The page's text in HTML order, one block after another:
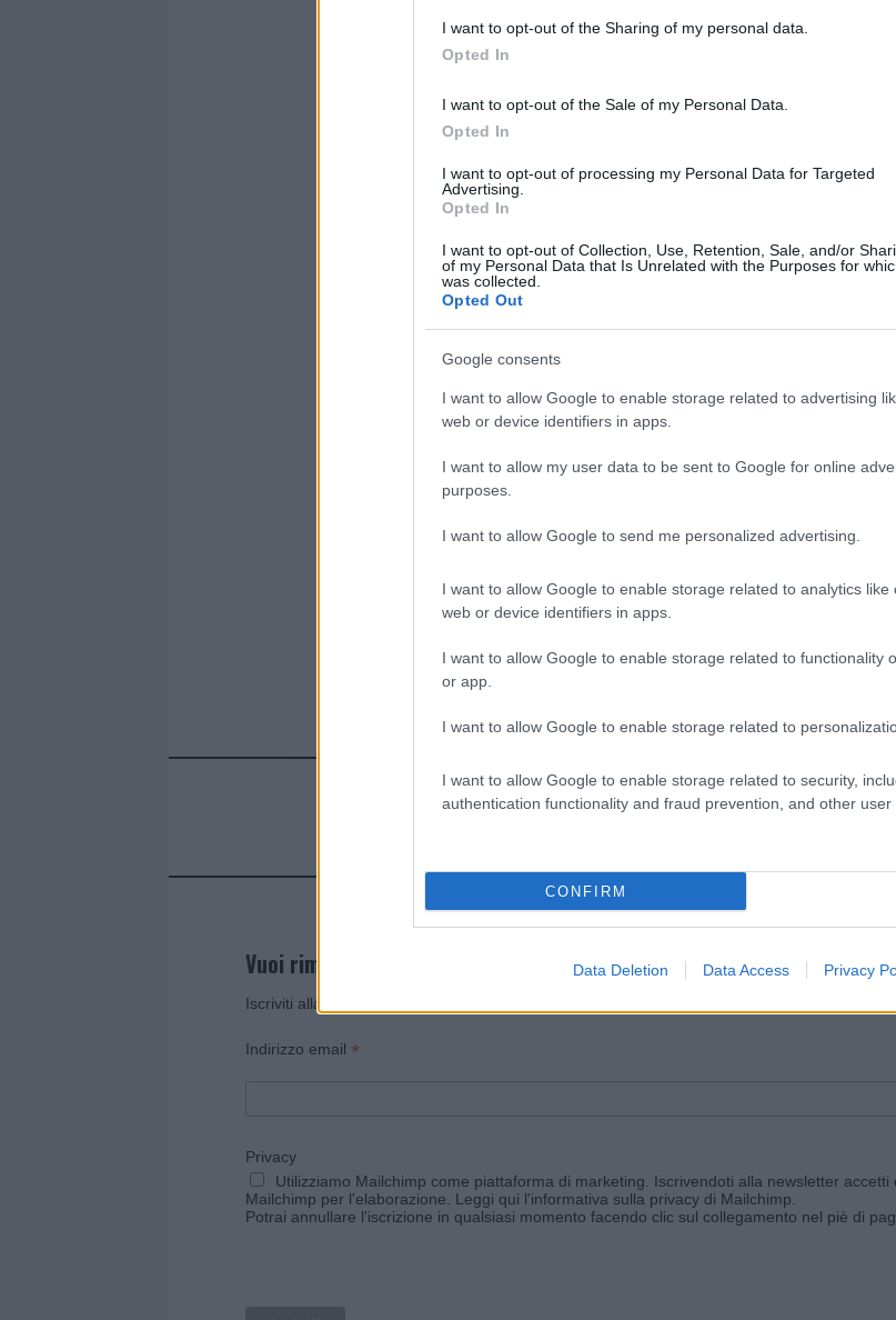
I want to opt-out of the Sharing of my personal data.
Opted In
I want to opt-out of the Sale of my Personal Data.
Opted In
I want to opt-out of processing my Personal Data for Targeted
Advertising.
Opted In
I want to opt-out of Collection, Use, Retention, Sale, and/or
of my Personal Data that Is Unrelated with the Purposes for
was collected.
Opted Out
Google consents
I want to allow Google to enable storage related to advertising
web or device identifiers in apps.
I want to allow my user data to be sent to Google for online
purposes.
I want to allow Google to send me personalized advertising.
I want to allow Google to enable storage related to analytics like
web or device identifiers in apps.
I want to allow Google to enable storage related to functionality
or app.
I want to allow Google to enable storage related to
I want to allow Google to enable storage related to security,
authentication functionality and fraud prevention, and other user
CONFIRM
Data Deletion Data Access Privacy
Invia un Comunicato Stampa|Pubblicità|
Vuoi rimanere sempre aggiornato?
Iscriviti alla newsletter di Gallura Oggi e ricevi le nostre email periodiche contenenti le ultime
Indirizzo email *
Privacy
Utilizziamo Mailchimp come piattaforma di marketing. Iscrivendoti alla newsletter
Mailchimp per l'elaborazione. Leggi qui l'informativa sulla privacy di Mailchimp
Potrai annullare l'iscrizione in qualsiasi momento facendo clic sul collegamento nel piè di